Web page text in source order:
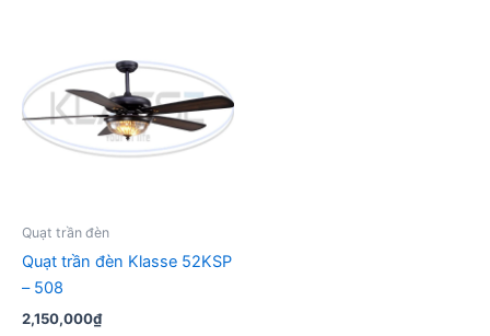
Quạt trần đèn
Quạt trần đèn Klasse 52KSP
– 508
2,150,000₫